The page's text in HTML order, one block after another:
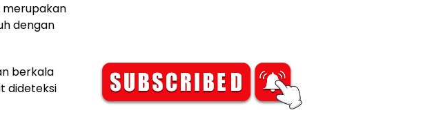
merupakan
dengan
berkala
dideteksi